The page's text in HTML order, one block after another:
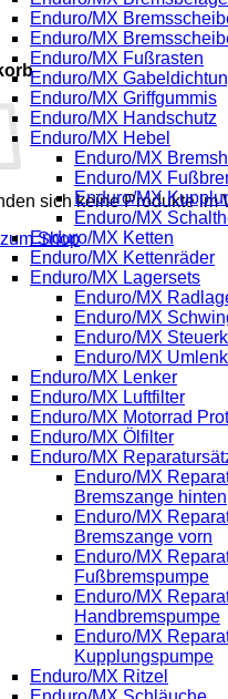
sich keine Produkte im
Shop
Enduro/MX
Enduro/MX
Enduro/MX Fußrasten
Enduro/MX
Enduro/MX Griffgummis
Enduro/MX Handschutz
Enduro/MX Hebel
Enduro/MX
Enduro/MX
Enduro/MX
Enduro/MX
Enduro/MX Ketten
Enduro/MX Kettenräder
Enduro/MX Lagersets
Enduro/MX
Enduro/MX
Enduro/MX
Enduro/MX
Enduro/MX Lenker
Enduro/MX Luftfilter
Enduro/MX Motorrad
Enduro/MX Ölfilter
Enduro/MX
Enduro/MX
Bremszange hinten
Enduro/MX
Bremszange vorn
Enduro/MX
Fußbremspumpe
Enduro/MX
Handbremspumpe
Enduro/MX
Kupplungspumpe
Enduro/MX Ritzel